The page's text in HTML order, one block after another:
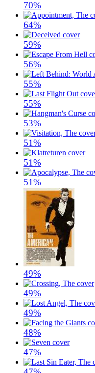
70%
64%
59%
56%
55%
55%
53%
51%
51%
51%
49%
49%
49%
48%
47%